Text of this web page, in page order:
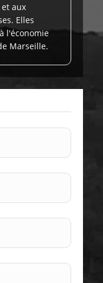
aux
Elles
l'économie
Marseille.